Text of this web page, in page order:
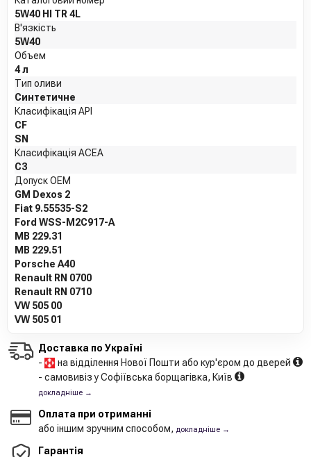
5W40 HI TR 4L
В'язкість
5W40
Объем
4 л
Тип оливи
Синтетичне
Класифікація API
CF
SN
Класифікація ACEA
C3
Допуск OEM
GM Dexos 2
Fiat 9.55535-S2
Ford WSS-M2C917-A
MB 229.31
MB 229.51
Porsche A40
Renault RN 0700
Renault RN 0710
VW 505 00
VW 505 01
Доставка по Україні
-
на відділення Нової Пошти або кур'єром до дверей
- самовивіз у Софіївська борщагівка, Київ
докладніше →
Оплата при отриманні
або іншим зручним способом, докладніше →
Гарантія